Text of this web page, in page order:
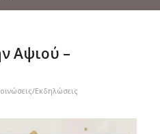
Αψιού –
Εκδηλώσεις